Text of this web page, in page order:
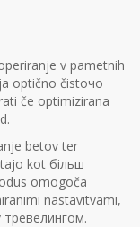
v pametnih
optično čistoчо
če optimizirana
betov ter
kot більш
omogoča
nastavitvami,